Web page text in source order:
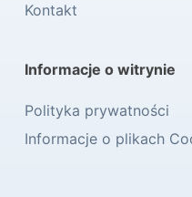
Kontakt
Informacje o witrynie
Polityka prywatności
Informacje o plikach